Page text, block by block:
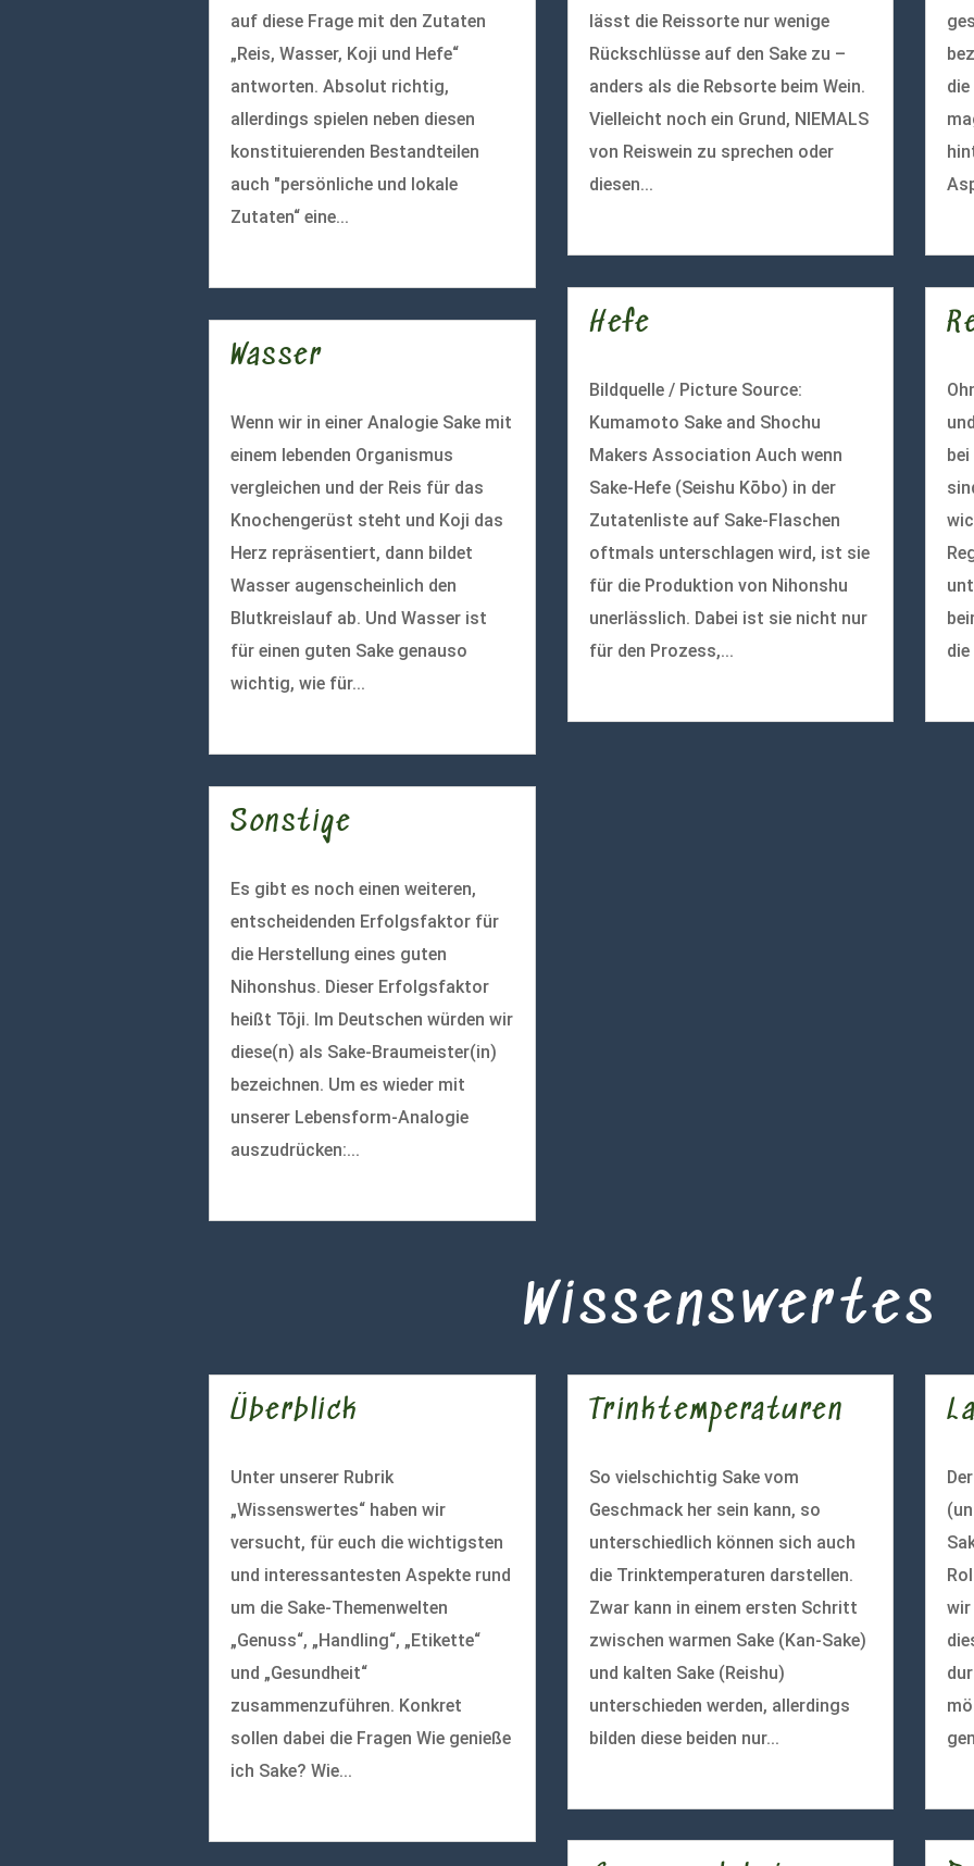
auf diese Frage mit den Zutaten
„Reis, Wasser, Koji und Hefe“
antworten. Absolut richtig,
allerdings spielen neben diesen
konstituierenden Bestandteilen
auch "persönliche und lokale
Zutaten“ eine...
Wasser
Wenn wir in einer Analogie Sake mit
einem lebenden Organismus
vergleichen und der Reis für das
Knochengerüst steht und Koji das
Herz repräsentiert, dann bildet
Wasser augenscheinlich den
Blutkreislauf ab. Und Wasser ist
für einen guten Sake genauso
wichtig, wie für...
Sonstige
Es gibt es noch einen weiteren,
entscheidenden Erfolgsfaktor für
die Herstellung eines guten
Nihonshus. Dieser Erfolgsfaktor
heißt Tōji. Im Deutschen würden wir
diese(n) als Sake-Braumeister(in)
bezeichnen. Um es wieder mit
unserer Lebensform-Analogie
auszudrücken:...
lässt die Reissorte nur wenige
Rückschlüsse auf den Sake zu –
anders als die Rebsorte beim Wein.
Vielleicht noch ein Grund, NIEMALS
von Reiswein zu sprechen oder
diesen...
Hefe
Bildquelle / Picture Source:
Kumamoto Sake and Shochu
Makers Association Auch wenn
Sake-Hefe (Seishu Kōbo) in der
Zutatenliste auf Sake-Flaschen
oftmals unterschlagen wird, ist sie
für die Produktion von Nihonshu
unerlässlich. Dabei ist sie nicht nur
für den Prozess,...
Wissenswertes
Überblick
Unter unserer Rubrik
„Wissenswertes“ haben wir
versucht, für euch die wichtigsten
und interessantesten Aspekte rund
um die Sake-Themenwelten
„Genuss“, „Handling“, „Etikette“
und „Gesundheit“
zusammenzuführen. Konkret
sollen dabei die Fragen Wie genieße
ich Sake? Wie...
Trinktemperaturen
So vielschichtig Sake vom
Geschmack her sein kann, so
unterschiedlich können sich auch
die Trinktemperaturen darstellen.
Zwar kann in einem ersten Schritt
zwischen warmen Sake (Kan-Sake)
und kalten Sake (Reishu)
unterschieden werden, allerdings
bilden diese beiden nur...
wir